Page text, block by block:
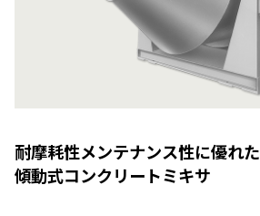
耐摩耗性メンテナンス性に優れた
傾動式コンクリートミキサ